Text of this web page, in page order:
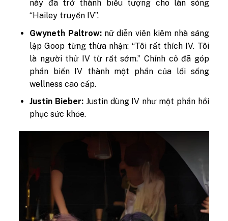
này đã trở thành biểu tượng cho làn sóng
“Hailey truyền IV”.
Gwyneth Paltrow:nữ diễn viên kiêm nhà sáng
lập Goop từng thừa nhận: “Tôi rất thích IV. Tôi
là người thử IV từ rất sớm.” Chính cô đã góp
phần biến IV thành một phần của lối sống
wellness cao cấp.
Justin Bieber: Justin dùng IV như một phần hồi
phục sức khỏe.